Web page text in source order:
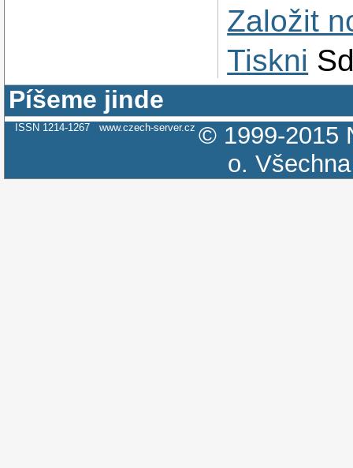
Založit
Tiskni
Píšeme jinde
ISSN 1214-1267 www.czech-server.cz © 1999-2015
o.